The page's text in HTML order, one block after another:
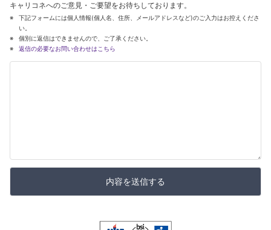
キャリコネへのご意見・ご要望をお待ちしております。
下記フォームには個人情報(個人名、住所、メールアドレスなど)のご入力はお控えくださ
い。
個別に返信はできませんので、ご了承ください。
返信の必要なお問い合わせはこちら
内容を送信する